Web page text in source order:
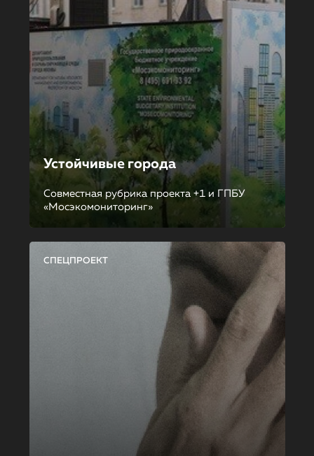
Устойчивые города
Совместная рубрика проекта +1 и ГПБУ
«Мосэкомониторинг»
СПЕЦПРОЕКТ